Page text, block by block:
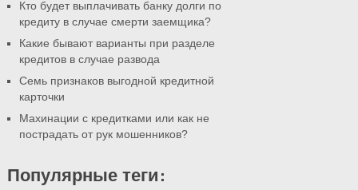
Кто будет выплачивать банку долги по
кредиту в случае смерти заемщика?
Какие бывают варианты при разделе
кредитов в случае развода
Семь признаков выгодной кредитной
карточки
Махинации с кредитками или как не
пострадать от рук мошенников?
Популярные теги: